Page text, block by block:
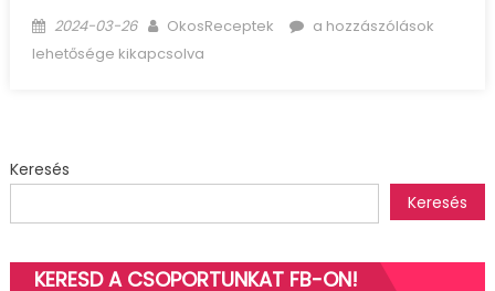
Posted
on
2024-03-26 Author
OkosReceptek
Gluténmentes
a hozzászólások
lehetősége kikapcsolva
Keresés
Keresés
KERESD A CSOPORTUNKAT FB-ON!